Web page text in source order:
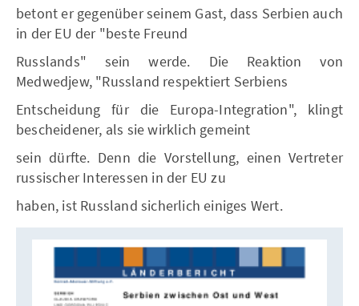
betont er gegenüber seinem Gast, dass Serbien auch
in der EU der "beste Freund
Russlands" sein werde. Die Reaktion von
Medwedjew, "Russland respektiert Serbiens
Entscheidung für die Europa-Integration", klingt
bescheidener, als sie wirklich gemeint
sein dürfte. Denn die Vorstellung, einen Vertreter
russischer Interessen in der EU zu
haben, ist Russland sicherlich einiges Wert.